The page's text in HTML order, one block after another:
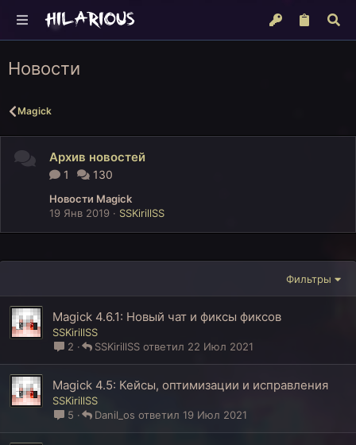
Новости
Magick
Архив новостей
1 130
Новости Magick
19 Янв 2019
SSKirillSS
Фильтры
Magick 4.6.1: Новый чат и фиксы фиксов
SSKirillSS
2
22 Июл 2021
SSKirillSS
Magick 4.5: Кейсы, оптимизации и исправления
SSKirillSS
5
19 Июл 2021
Danil_os